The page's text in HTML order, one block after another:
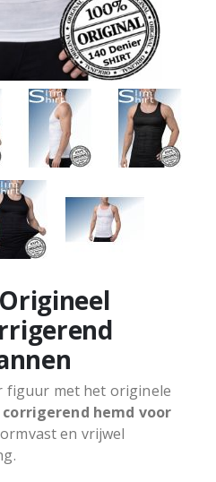
figuur met het originele
corrigerend hemd voor
en vrijwel